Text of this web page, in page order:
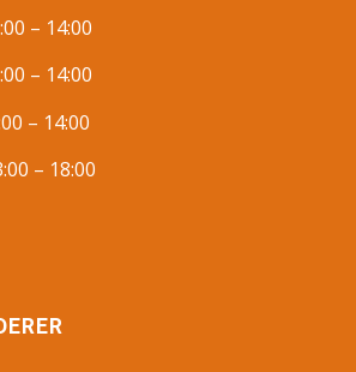
– 14:00
– 14:00
– 14:00
– 18:00